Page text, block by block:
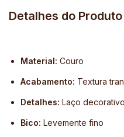
Detalhes do Produto
Material: Couro
Acabamento: Textura
Detalhes: Laço
Bico: Levemente fino